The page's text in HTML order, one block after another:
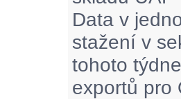
Data v
stažení v
tohoto
exportů pro